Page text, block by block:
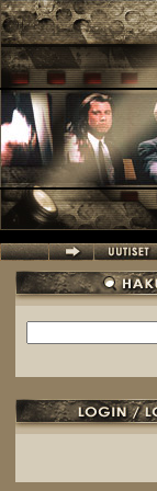
Hyppää pääsisältöön
Hakulomake